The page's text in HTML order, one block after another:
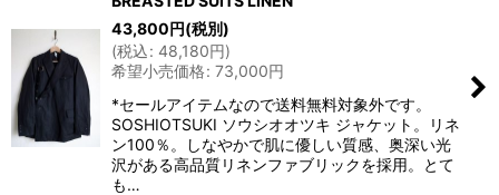
43,800円(税別)
(税込: 48,180円)
希望小売価格: 73,000円
*セールアイテムなので送料無料対象外です。
SOSHIOTSUKI ソウシオオツキ ジャケット。リネ
ン100％。しなやかで肌に優しい質感、奥深い光
沢がある高品質リネンファブリックを採用。とて
も…